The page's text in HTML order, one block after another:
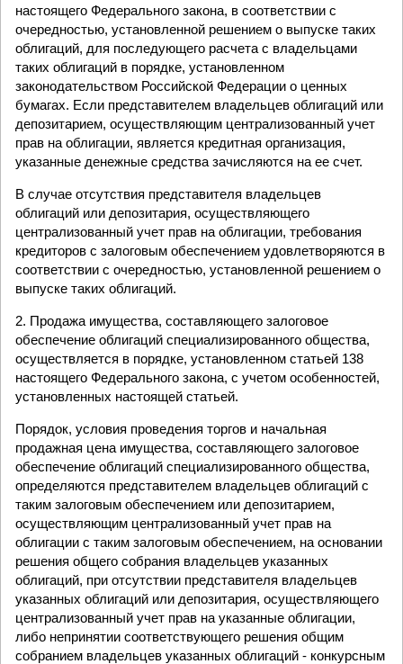
настоящего Федерального закона, в соответствии с
очередностью, установленной решением о выпуске таких
облигаций, для последующего расчета с владельцами
таких облигаций в порядке, установленном
законодательством Российской Федерации о ценных
бумагах. Если представителем владельцев облигаций или
депозитарием, осуществляющим централизованный учет
прав на облигации, является кредитная организация,
указанные денежные средства зачисляются на ее счет.
В случае отсутствия представителя владельцев
облигаций или депозитария, осуществляющего
централизованный учет прав на облигации, требования
кредиторов с залоговым обеспечением удовлетворяются в
соответствии с очередностью, установленной решением о
выпуске таких облигаций.
2. Продажа имущества, составляющего залоговое
обеспечение облигаций специализированного общества,
осуществляется в порядке, установленном статьей 138
настоящего Федерального закона, с учетом особенностей,
установленных настоящей статьей.
Порядок, условия проведения торгов и начальная
продажная цена имущества, составляющего залоговое
обеспечение облигаций специализированного общества,
определяются представителем владельцев облигаций с
таким залоговым обеспечением или депозитарием,
осуществляющим централизованный учет прав на
облигации с таким залоговым обеспечением, на основании
решения общего собрания владельцев указанных
облигаций, при отсутствии представителя владельцев
указанных облигаций или депозитария, осуществляющего
централизованный учет прав на указанные облигации,
либо непринятии соответствующего решения общим
собранием владельцев указанных облигаций - конкурсным